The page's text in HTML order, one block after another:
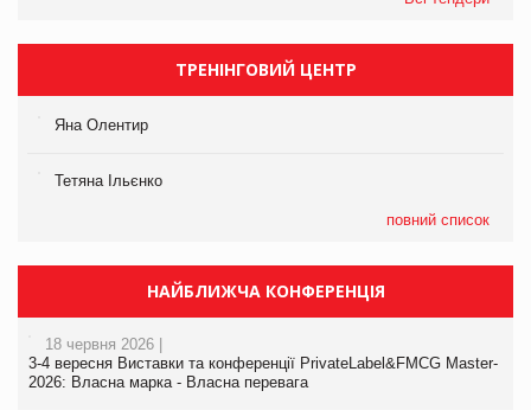
ТРЕНІНГОВИЙ ЦЕНТР
Яна Олентир
Тетяна Ільєнко
повний список
НАЙБЛИЖЧА КОНФЕРЕНЦІЯ
18 червня 2026 |
3-4 вересня Виставки та конференції PrivateLabel&FMCG Master-
2026: Власна марка - Власна перевага